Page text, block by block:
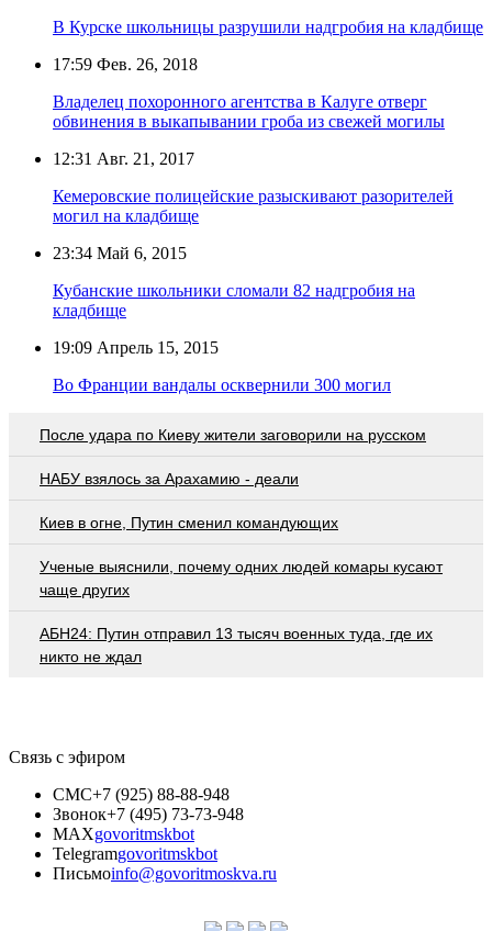
В Курске школьницы разрушили надгробия на кладбище
17:59 Фев. 26, 2018
Владелец похоронного агентства в Калуге отверг
обвинения в выкапывании гроба из свежей могилы
12:31 Авг. 21, 2017
Кемеровские полицейские разыскивают разорителей
могил на кладбище
23:34 Май 6, 2015
Кубанские школьники сломали 82 надгробия на
кладбище
19:09 Апрель 15, 2015
Во Франции вандалы осквернили 300 могил
После удара по Киеву жители заговорили на русском
НАБУ взялось за Арахамию - деали
Киев в огне, Путин сменил командующих
Ученые выяснили, почему одних людей комары кусают
чаще других
АБН24: Путин отправил 13 тысяч военных туда, где их
никто не ждал
Связь с эфиром
СМС+7 (925) 88-88-948
Звонок+7 (495) 73-73-948
MAXgovoritmskbot
Telegramgovoritmskbot
Письмоinfo@govoritmoskva.ru